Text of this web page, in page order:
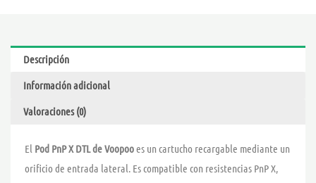
–
VOOPOO
cantidad
Descripción
Información adicional
Valoraciones (0)
El Pod PnP X DTL de Voopooes un cartucho recargable mediante un
orificio de entrada lateral. Es compatible con resistencias PnP X,